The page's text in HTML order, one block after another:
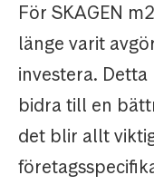
För SKAGEN
länge varit
investera.
bidra till en
det blir allt